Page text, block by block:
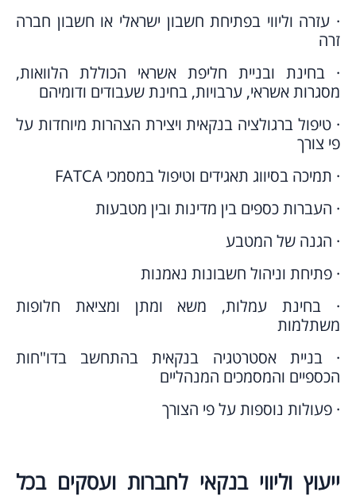
· עזרה וליווי בפתיחת חשבון ישראלי או חשבון חברה
זרה
· בחינת ובניית חליפת אשראי הכוללת הלוואות,
מסגרות אשראי, ערבויות, בחינת שעבודים ודומיהם
· טיפול ברגולציה בנקאית ויצירת הצהרות מיוחדות על
פי צורך
· תמיכה בסיווג תאגידים וטיפול במסמכי FATCA
· העברות כספים בין מדינות ובין מטבעות
· הגנה של המטבע
· פתיחת וניהול חשבונות נאמנות
· בחינת עמלות, משא ומתן ומציאת חלופות
משתלמות
· בניית אסטרטגיה בנקאית בהתחשב בדו"חות
הכספיים והמסמכים המנהליים
· פעולות נוספות על פי הצורך
ייעוץ וליווי בנקאי לחברות ועסקים בכל